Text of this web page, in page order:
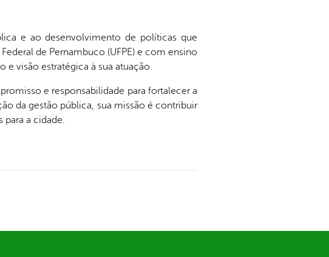
e ao desenvolvimento de políticas que
de Pernambuco (UFPE) e com ensino
e visão estratégica à sua atuação.
e responsabilidade para fortalecer a
da gestão pública, sua missão é contribuir
para a cidade.